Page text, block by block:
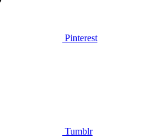
Pinterest
Tumblr